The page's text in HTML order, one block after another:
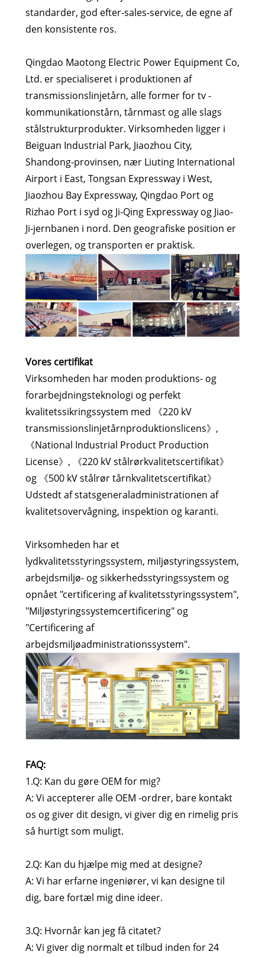
standarder, god efter-sales-service, de egne af
den konsistente ros.
Qingdao Maotong Electric Power Equipment Co,
Ltd. er specialiseret i produktionen af ​​
transmissionslinjetårn, alle former for tv -
kommunikationstårn, tårnmast og alle slags
stålstrukturprodukter. Virksomheden ligger i
Beiguan Industrial Park, Jiaozhou City,
Shandong-provinsen, nær Liuting International
Airport i East, Tongsan Expressway i West,
Jiaozhou Bay Expressway, Qingdao Port og
Rizhao Port i syd og Ji-Qing Expressway og Jiao-
Ji-jernbanen i nord. Den geografiske position er
overlegen, og transporten er praktisk.
Vores certifikat
Virksomheden har moden produktions- og
forarbejdningsteknologi og perfekt
kvalitetssikringssystem med 《220 kV
transmissionslinjetårnproduktionslicens》,
《National Industrial Product Production
License》, 《220 kV stålrørkvalitetscertifikat》
og 《500 kV stålrør tårnkvalitetscertifikat》
Udstedt af statsgeneraladministrationen af ​​
kvalitetsovervågning, inspektion og karanti.
Virksomheden har et
lydkvalitetsstyringssystem, miljøstyringssystem,
arbejdsmiljø- og sikkerhedsstyringssystem og
opnået "certificering af kvalitetsstyringssystem",
"Miljøstyringssystemcertificering" og
"Certificering af
arbejdsmiljøadministrationssystem".
FAQ:
1.Q: Kan du gøre OEM for mig?
A: Vi accepterer alle OEM -ordrer, bare kontakt
os og giver dit design, vi giver dig en rimelig pris
så hurtigt som muligt.
2.Q: Kan du hjælpe mig med at designe?
A: Vi har erfarne ingeniører, vi kan designe til
dig, bare fortæl mig dine ideer.
3.Q: Hvornår kan jeg få citatet?
A: Vi giver dig normalt et tilbud inden for 24